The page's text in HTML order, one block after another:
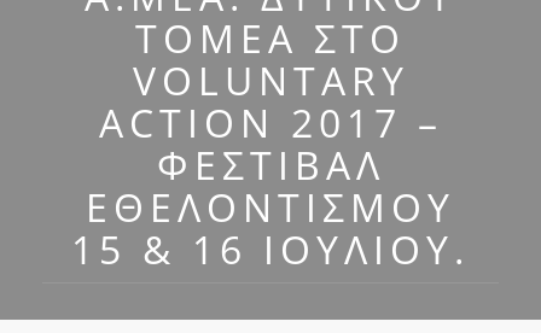
ΤΟΜΈΑ ΣΤΟ
VOLUNTARY
ACTION 2017 –
ΦΕΣΤΙΒΆΛ
ΕΘΕΛΟΝΤΙΣΜΟΎ
15 & 16 ΙΟΥΛΊΟΥ.